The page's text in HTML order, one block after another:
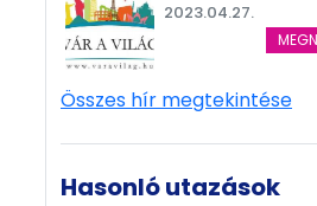
2023.04.27.
Összes hír megtekintése
Hasonló utazások